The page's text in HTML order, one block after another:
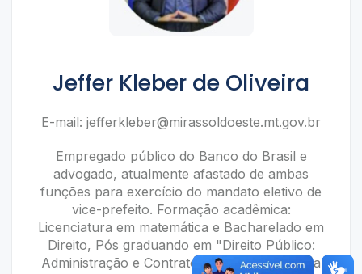
Jeffer Kleber de Oliveira
E-mail: jefferkleber@mirassoldoeste.mt.gov.br
Empregado público do Banco do Brasil e
advogado, atualmente afastado de ambas
funções para exercício do mandato eletivo de
vice-prefeito. Formação acadêmica:
Licenciatura em matemática e Bacharelado em
Direito, Pós graduando em "Direito Público:
Administração e Contratos"e "Gestão Pública